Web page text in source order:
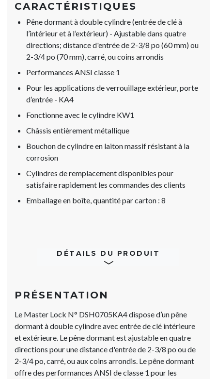
CARACTÉRISTIQUES
Pêne dormant à double cylindre (entrée de clé à
l’intérieur et à l’extérieur) - Ajustable dans quatre
directions; distance d'entrée de 2-3/8 po (60 mm) ou
2-3/4 po (70 mm), carré, ou coins arrondis
Performances ANSI classe 1
Pour les applications de verrouillage extérieur, porte
d’entrée - KA4
Fonctionne avec le cylindre KW1
Châssis entièrement métallique
Bouchon de cylindre en laiton massif résistant à la
corrosion
Cylindres de remplacement disponibles pour
satisfaire rapidement les commandes des clients
Emballage en boîte, quantité par carton : 8
DÉTAILS DU PRODUIT
PRÉSENTATION
Le Master Lock N° DSH0705KA4 dispose d’un pêne
dormant à double cylindre avec entrée de clé intérieure
et extérieure. Le pêne dormant est ajustable en quatre
directions pour une distance d'entrée de 2-3/8 po ou de
2-3/4 po, carré, ou aux coins arrondis. Le pêne dormant
offre des performances ANSI de classe 1 pour les